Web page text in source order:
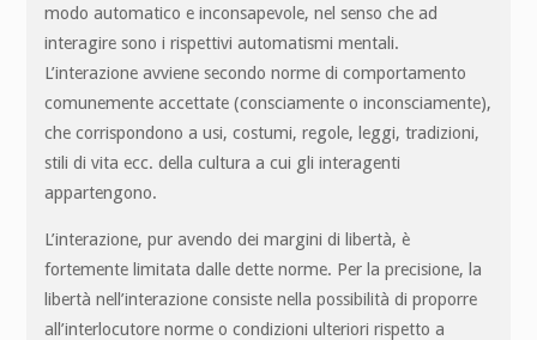
modo automatico e inconsapevole, nel senso che ad
interagire sono i rispettivi automatismi mentali.
L’interazione avviene secondo norme di comportamento
comunemente accettate (consciamente o inconsciamente),
che corrispondono a usi, costumi, regole, leggi, tradizioni,
stili di vita ecc. della cultura a cui gli interagenti
appartengono.
L’interazione, pur avendo dei margini di libertà, è
fortemente limitata dalle dette norme. Per la precisione, la
libertà nell’interazione consiste nella possibilità di proporre
all’interlocutore norme o condizioni ulteriori rispetto a